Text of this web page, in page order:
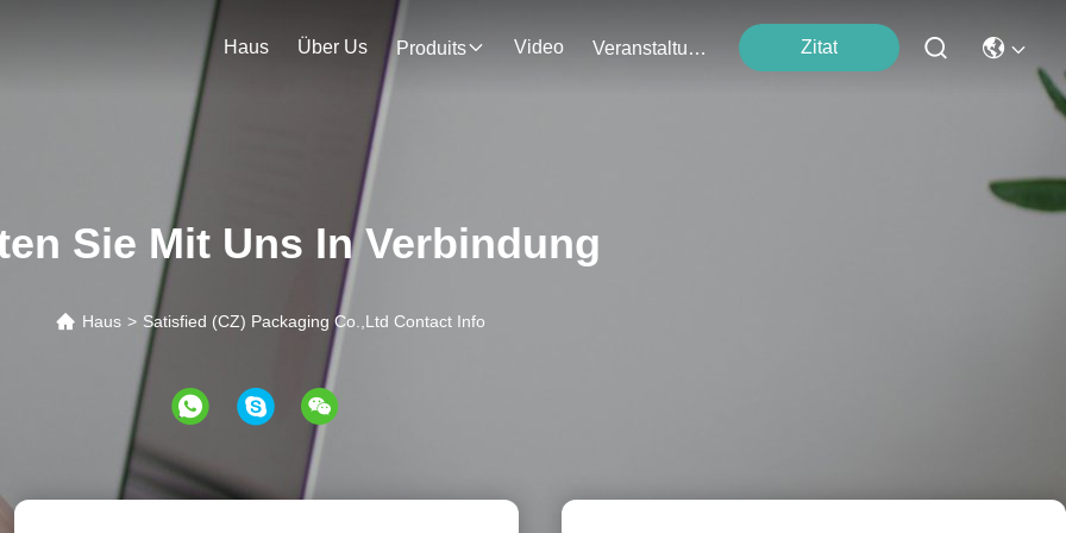
Haus Über Us Produits Video Veranstaltungen Zitat
Sie Mit Uns In Verbindung
Haus > Satisfied (CZ) Packaging Co.,Ltd Contact Info